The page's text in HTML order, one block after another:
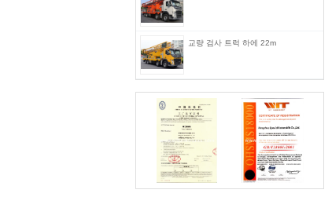
교량 검사 트럭 하에 22m